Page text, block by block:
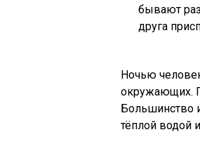
бывают
друга
Ночью
окружающих.
Большинство
тёплой водой